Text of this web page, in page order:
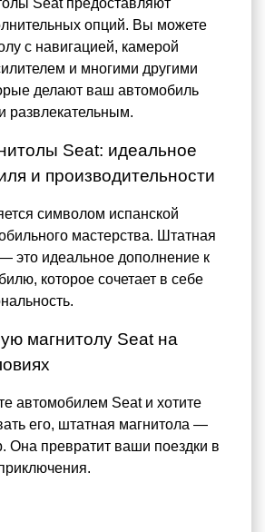
Seat предоставляют
опций. Вы можете
с навигацией, камерой
и многими другими
делают ваш автомобиль
развлекательным.
Seat: идеальное
и производительности
символом испанской
мастерства. Штатная
это идеальное дополнение к
которое сочетает в себе
магнитолу Seat на
автомобилем Seat и хотите
его, штатная магнитола —
Она превратит ваши поездки в